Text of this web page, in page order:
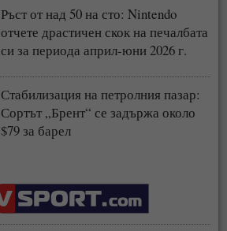
Ръст от над 50 на сто: Nintendo
отчете драстичен скок на печалбата
си за периода април-юни 2026 г.
Стабилизация на петролния пазар:
Сортът „Брент“ се задържа около
$79 за барел